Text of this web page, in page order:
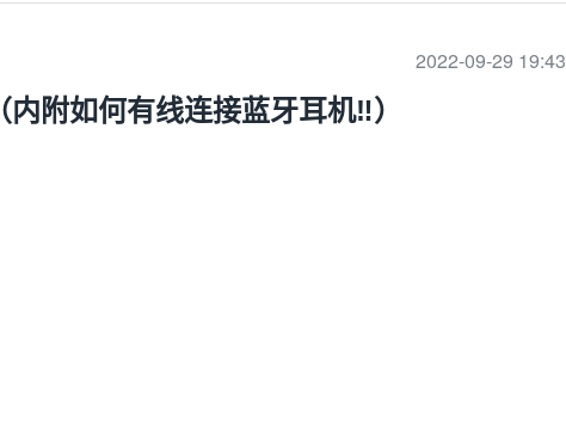
2022-09-29 19:43
附如何有线连接蓝牙耳机‼️）